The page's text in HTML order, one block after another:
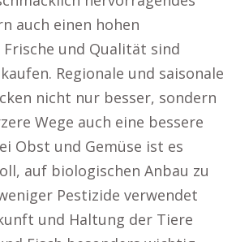
auch einen hohen
und Qualität sind
Regionale und saisonale
nicht nur besser, sondern
Wege auch eine bessere
Obst und Gemüse ist es
auf biologischen Anbau zu
Pestizide verwendet
und Haltung der Tiere